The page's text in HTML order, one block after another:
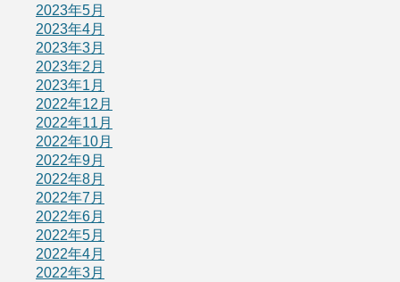
2023年5月
2023年4月
2023年3月
2023年2月
2023年1月
2022年12月
2022年11月
2022年10月
2022年9月
2022年8月
2022年7月
2022年6月
2022年5月
2022年4月
2022年3月